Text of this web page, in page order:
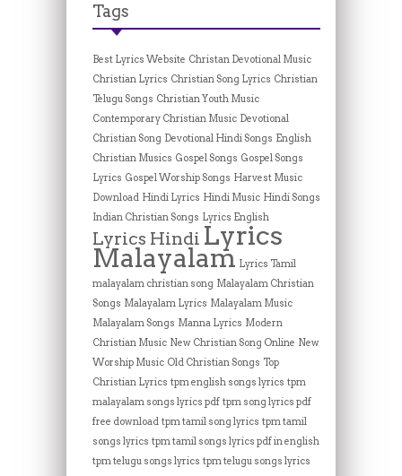
Tags
Best Lyrics Website Christan Devotional Music
Christian Lyrics Christian Song Lyrics Christian
Telugu Songs Christian Youth Music
Contemporary Christian Music Devotional
Christian Song Devotional Hindi Songs English
Christian Musics Gospel Songs Gospel Songs
Lyrics Gospel Worship Songs Harvest Music
Download Hindi Lyrics Hindi Music Hindi Songs
Indian Christian Songs Lyrics English
Lyrics Hindi Lyrics
Malayalam Lyrics Tamil
malayalam christian song Malayalam Christian
Songs Malayalam Lyrics Malayalam Music
Malayalam Songs Manna Lyrics Modern
Christian Music New Christian Song Online New
Worship Music Old Christian Songs Top
Christian Lyrics tpm english songs lyrics tpm
malayalam songs lyrics pdf tpm song lyrics pdf
free download tpm tamil song lyrics tpm tamil
songs lyrics tpm tamil songs lyrics pdf in english
tpm telugu songs lyrics tpm telugu songs lyrics